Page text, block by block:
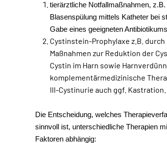
tierärztliche Notfallmaßnahmen,
Blasenspülung mittels Katheter bei
Gabe eines geeigneten
Cystinstein-Prophylaxe z.B.
Maßnahmen zur Reduktion der
Cystin im Harn sowie
komplementärmedizinische
III-Cystinurie auch ggf. Kastration.
Die Entscheidung, welches
sinnvoll ist, unterschiedliche Therapien
Faktoren abhängig: